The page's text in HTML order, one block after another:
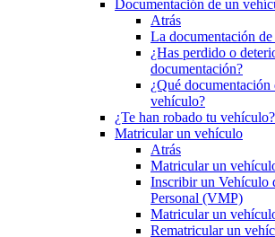
Documentación de un
Atrás
La documentación
¿Has perdido o
documentación?
¿Qué documentación
vehículo?
¿Te han robado tu vehículo?
Matricular un vehículo
Atrás
Matricular un
Inscribir un Vehículo
Personal (VMP)
Matricular un
Rematricular un